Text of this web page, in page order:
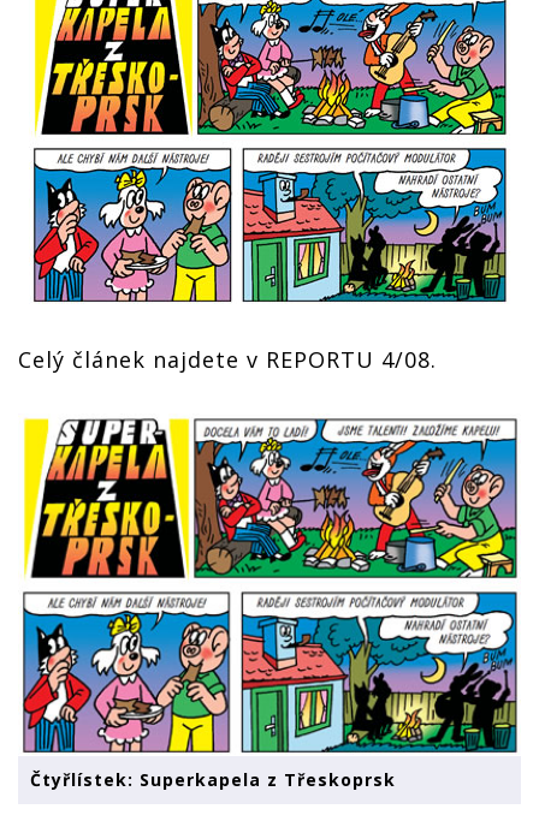
Celý článek najdete v REPORTU 4/08.
Čtyřlístek: Superkapela z Třeskoprsk